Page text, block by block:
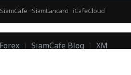
SiamCafe · SiamLancard · iCafeCloud
| SiamCafe Blog | XM